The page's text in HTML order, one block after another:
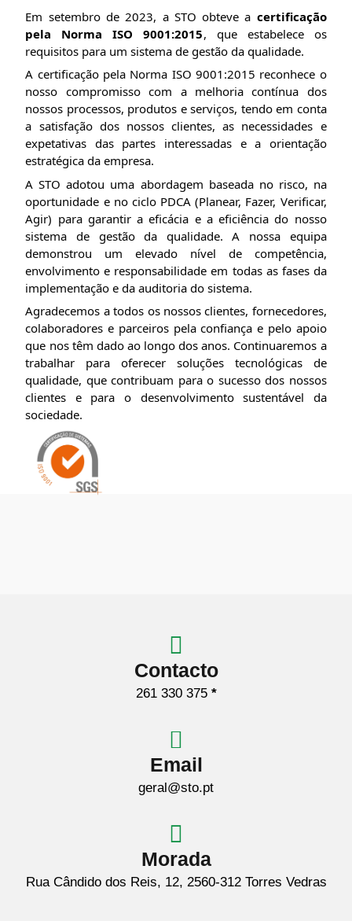
Em setembro de 2023, a STO obteve a certificação
pela Norma ISO 9001:2015, que estabelece os
requisitos para um sistema de gestão da qualidade.
A certificação pela Norma ISO 9001:2015 reconhece o
nosso compromisso com a melhoria contínua dos
nossos processos, produtos e serviços, tendo em conta
a satisfação dos nossos clientes, as necessidades e
expetativas das partes interessadas e a orientação
estratégica da empresa.
A STO adotou uma abordagem baseada no risco, na
oportunidade e no ciclo PDCA (Planear, Fazer, Verificar,
Agir) para garantir a eficácia e a eficiência do nosso
sistema de gestão da qualidade. A nossa equipa
demonstrou um elevado nível de competência,
envolvimento e responsabilidade em todas as fases da
implementação e da auditoria do sistema.
Agradecemos a todos os nossos clientes, fornecedores,
colaboradores e parceiros pela confiança e pelo apoio
que nos têm dado ao longo dos anos. Continuaremos a
trabalhar para oferecer soluções tecnológicas de
qualidade, que contribuam para o sucesso dos nossos
clientes e para o desenvolvimento sustentável da
sociedade.
Contacto
261 330 375 *
Email
geral@sto.pt
Morada
Rua Cândido dos Reis, 12, 2560-312 Torres Vedras